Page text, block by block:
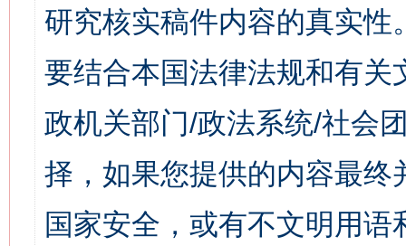
研究核实稿件内容的真实
要结合本国法律法规和有关
政机关部门/政法系统/社会
择，如果您提供的内容最
国家安全，或有不文明用